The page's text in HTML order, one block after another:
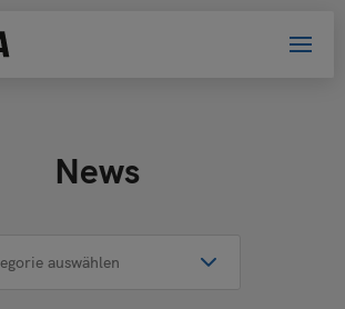
News
bei HELLA!
Sie Ihre Kundengruppe